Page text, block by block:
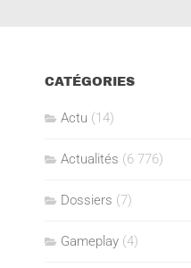
CATÉGORIES
Actu (14)
Actualités (6 776)
Dossiers (7)
Gameplay (4)